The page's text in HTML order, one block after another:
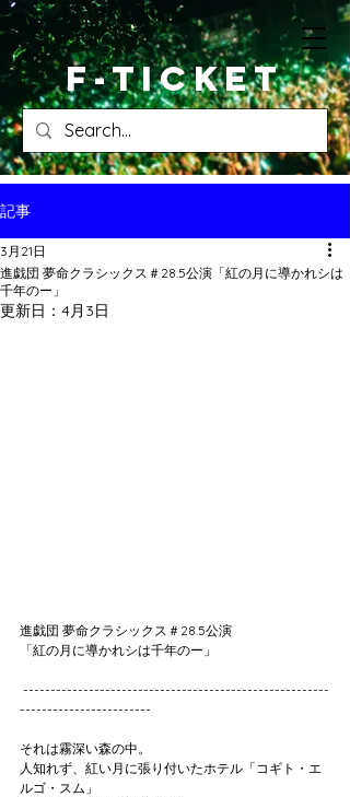
​F-ticket
記事
進戯団 夢命クラシックス＃28.5公演「紅の月に導かれシは
千年のー」
3月21日
更新日： 4月3日
進戯団 夢命クラシックス＃28.5公演
「紅の月に導かれシは千年のー」
--------------------------------------------------------
------------------------
それは霧深い森の中。
人知れず、紅い月に張り付いたホテル「コギト・エ
ルゴ・スム」